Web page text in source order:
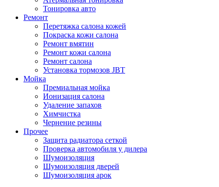
Тонировка авто
Ремонт
Перетяжка салона кожей
Покраска кожи салона
Ремонт вмятин
Ремонт кожи салона
Ремонт салона
Установка тормозов JBT
Мойка
Премиальная мойка
Ионизация салона
Удаление запахов
Химчистка
Чернение резины
Прочее
Защита радиатора сеткой
Проверка автомобиля у дилера
Шумоизоляция
Шумоизоляция дверей
Шумоизоляция арок